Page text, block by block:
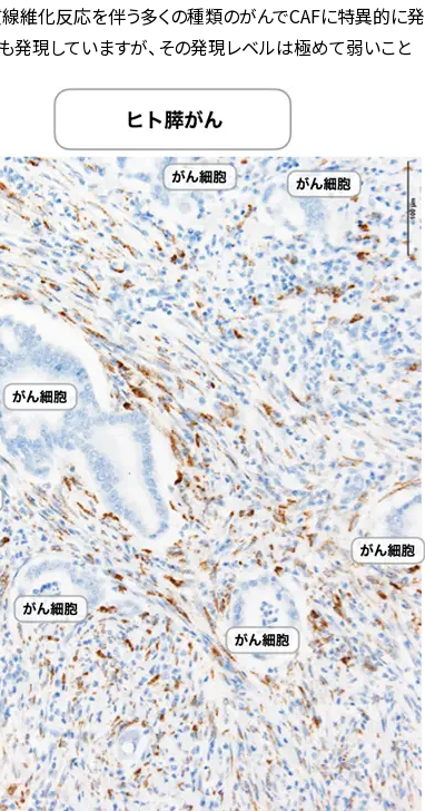
維化反応を伴う多くの種類のがんでCAFに特異的に発
現していますが、その発現レベルは極めて弱いこと